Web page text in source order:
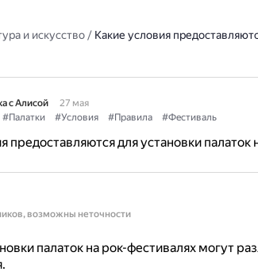
и искусство/ Какие условия
с Алисой
27 мая
#Палатки #Условия #Правила #Фестиваль
предоставляются для установки палаток
возможны неточности
палаток на рок-фестивалях могут